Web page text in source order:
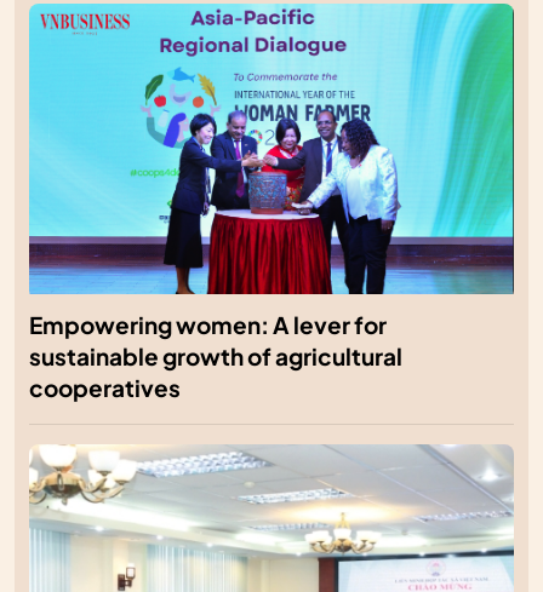
Empowering women: A lever for
sustainable growth of agricultural
cooperatives